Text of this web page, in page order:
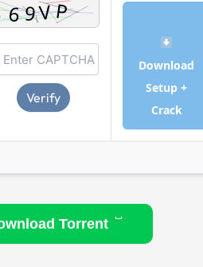
Download
Setup +
Crack
Verify